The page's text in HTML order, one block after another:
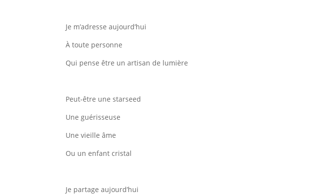
Je m’adresse aujourd’hui
À toute personne
Qui pense être un artisan de lumière
Peut-être une starseed
Une guérisseuse
Une vieille âme
Ou un enfant cristal
Je partage aujourd’hui